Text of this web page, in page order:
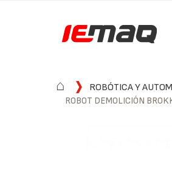
⌂ ROBÓTICA Y
ROBOT DEMOLICIÓN